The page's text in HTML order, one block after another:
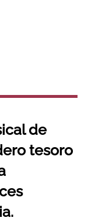
de
tesoro